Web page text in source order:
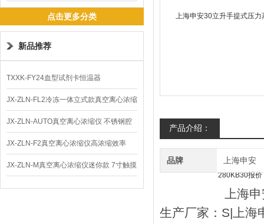
点击更多分类
新品推荐
TXXK-FY24血型试剂卡恒温器
JX-ZLN-FL2冷冻一体立式款真空离心浓缩
仪 低温功能
JX-ZLN-AUTO真空离心浓缩仪 不锈钢腔
体
JX-ZLN-F2真空离心浓缩仪高浓缩效率
JX-ZLN-M真空离心浓缩仪迷你款 7寸触摸
屏
产品介绍：
品牌 上海申安
上海
生产厂家：S|上海